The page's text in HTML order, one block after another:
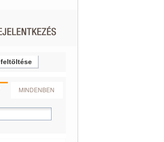
MINDENBEN